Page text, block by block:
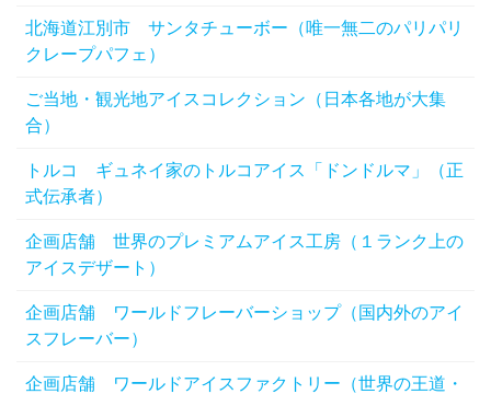
北海道江別市 サンタチューボー（唯一無二のパリパリ
クレープパフェ）
ご当地・観光地アイスコレクション（日本各地が大集
合）
トルコ ギュネイ家のトルコアイス「ドンドルマ」（正
式伝承者）
企画店舗 世界のプレミアムアイス工房（１ランク上の
アイスデザート）
企画店舗 ワールドフレーバーショップ（国内外のアイ
スフレーバー）
企画店舗 ワールドアイスファクトリー（世界の王道・